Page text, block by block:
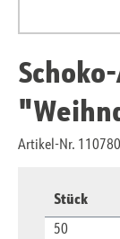
Artikel-Nr.
Stück
50